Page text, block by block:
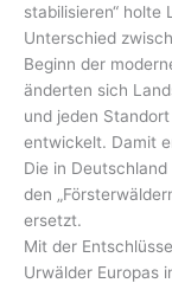
stabilisieren“
Unterschied
Beginn der
änderten sich
und jeden
entwickelt. Damit
Die in
den
ersetzt.
Mit der
Urwälder Europas